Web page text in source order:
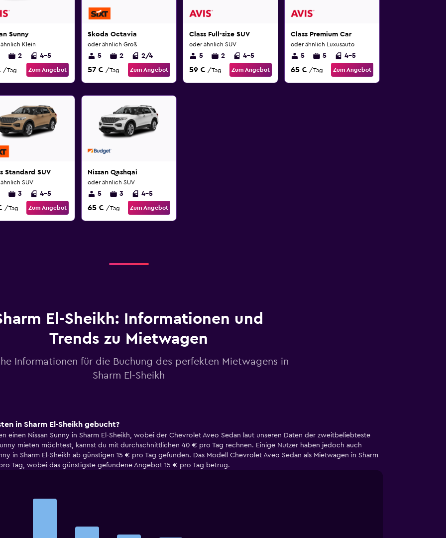
Sunny
Klein
2 4-5
/Tag Zum Angebot
Skoda Octavia
oder ähnlich Groß
5 2 2/4
57 € /Tag Zum Angebot
Class Full-size SUV
oder ähnlich SUV
5 2 4-5
59 € /Tag Zum Angebot
Class Premium Car
oder ähnlich Luxusauto
5 5 4-5
65 € /Tag Zum Angebot
Standard SUV
SUV
3 4-5
/Tag Zum Angebot
Nissan Qashqai
oder ähnlich SUV
5 3 4-5
65 € /Tag Zum Angebot
El-Sheikh: Informationen und
Trends zu Mietwagen
Informationen für die Buchung des perfekten Mietwagens in
Sharm El-Sheikh
in Sharm El-Sheikh gebucht?
einen Nissan Sunny in Sharm El-Sheikh, wobei der Chevrolet Aveo Sedan laut unseren Daten der zweitbeliebteste
mieten möchtest, kannst du mit durchschnittlichen 40 € pro Tag rechnen. Einige Nutzer haben jedoch auch
in Sharm El-Sheikh ab günstigen 15 € pro Tag gefunden. Das Modell Chevrolet Aveo Sedan als Mietwagen in Sharm
Tag, wobei das günstigste gefundene Angebot 15 € pro Tag betrug.